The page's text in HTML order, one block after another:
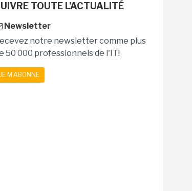
TOUTE L'ACTUALITÉ
Newsletter
notre newsletter comme plus
50 000 professionnels de l'IT!
JE M'ABONNE